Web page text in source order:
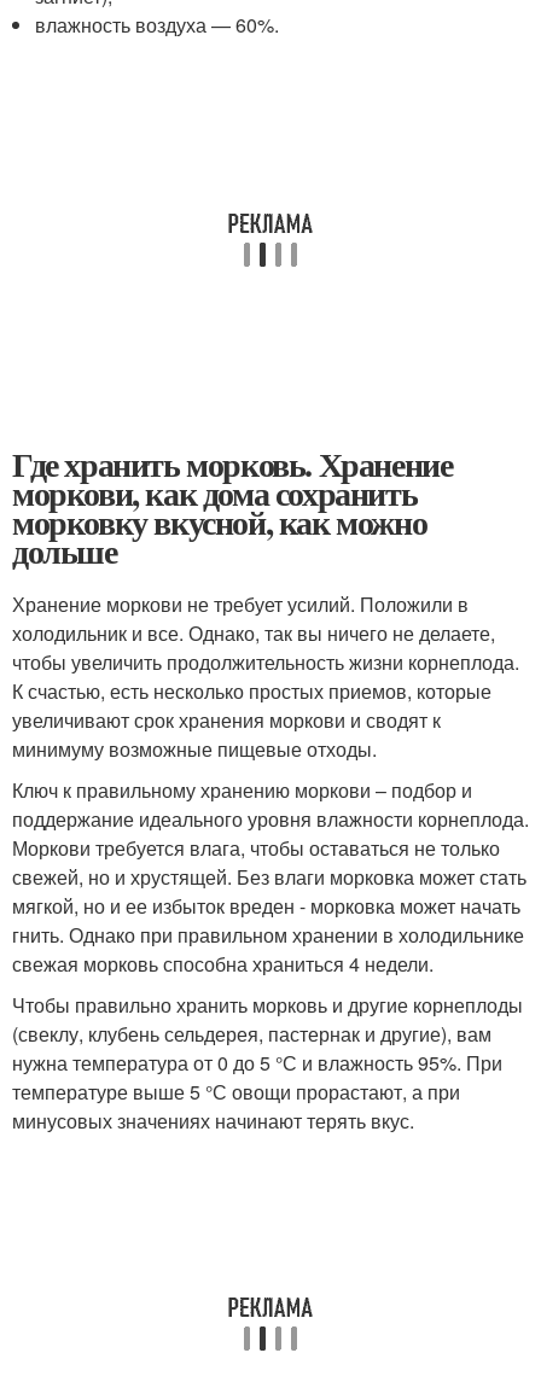
влажность воздуха — 60%.
Где хранить морковь. Хранение
моркови, как дома сохранить
морковку вкусной, как можно
дольше
Хранение моркови не требует усилий. Положили в
холодильник и все. Однако, так вы ничего не делаете,
чтобы увеличить продолжительность жизни корнеплода.
К счастью, есть несколько простых приемов, которые
увеличивают срок хранения моркови и сводят к
минимуму возможные пищевые отходы.
Ключ к правильному хранению моркови – подбор и
поддержание идеального уровня влажности корнеплода.
Моркови требуется влага, чтобы оставаться не только
свежей, но и хрустящей. Без влаги морковка может стать
мягкой, но и ее избыток вреден - морковка может начать
гнить. Однако при правильном хранении в холодильнике
свежая морковь способна храниться 4 недели.
Чтобы правильно хранить морковь и другие корнеплоды
(свеклу, клубень сельдерея, пастернак и другие), вам
нужна температура от 0 до 5 °С и влажность 95%. При
температуре выше 5 °С овощи прорастают, а при
минусовых значениях начинают терять вкус.